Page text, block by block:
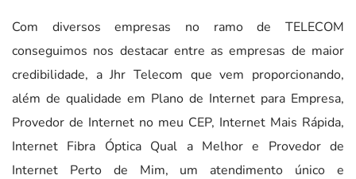
Com diversos empresas no ramo de TELECOM
conseguimos nos destacar entre as empresas de maior
credibilidade, a Jhr Telecom que vem proporcionando,
além de qualidade em Plano de Internet para Empresa,
Provedor de Internet no meu CEP, Internet Mais Rápida,
Internet Fibra Óptica Qual a Melhor e Provedor de
Internet Perto de Mim, um atendimento único e